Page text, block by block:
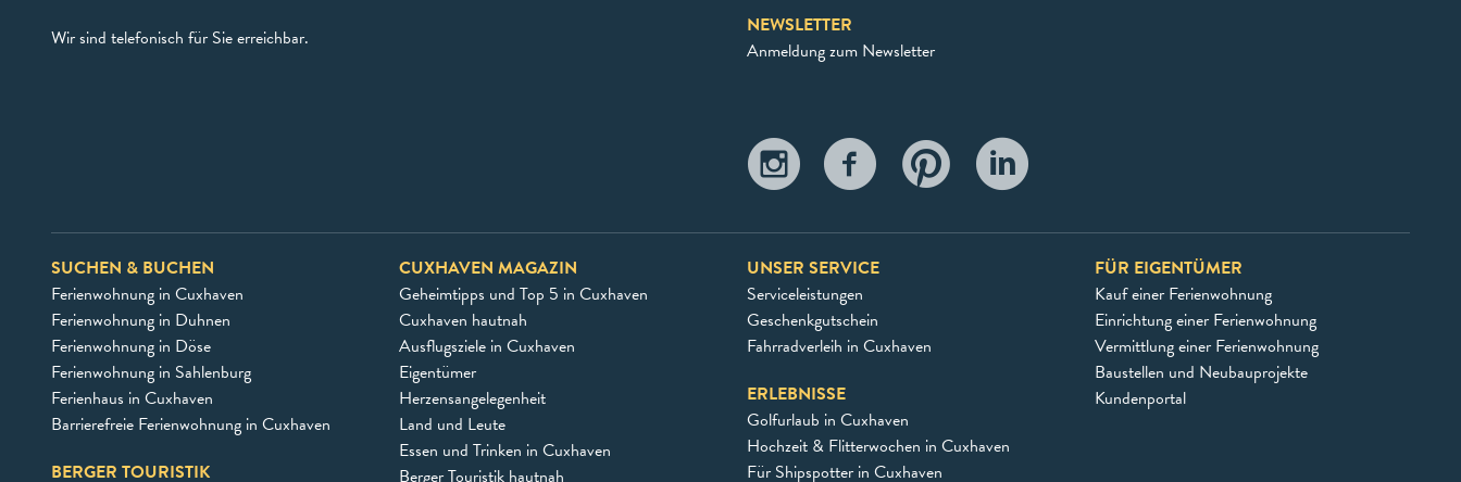
Wir sind telefonisch für Sie erreichbar.
NEWSLETTER
Anmeldung zum Newsletter
SUCHEN & BUCHEN
Ferienwohnung in Cuxhaven
Ferienwohnung in Duhnen
Ferienwohnung in Döse
Ferienwohnung in Sahlenburg
Ferienhaus in Cuxhaven
Barrierefreie Ferienwohnung in Cuxhaven
BERGER TOURISTIK
CUXHAVEN MAGAZIN
Geheimtipps und Top 5 in Cuxhaven
Cuxhaven hautnah
Ausflugsziele in Cuxhaven
Eigentümer
Herzensangelegenheit
Land und Leute
Essen und Trinken in Cuxhaven
Berger Touristik hautnah
UNSER SERVICE
Serviceleistungen
Geschenkgutschein
Fahrradverleih in Cuxhaven
ERLEBNISSE
Golfurlaub in Cuxhaven
Hochzeit & Flitterwochen in Cuxhaven
Für Shipspotter in Cuxhaven
FÜR EIGENTÜMER
Kauf einer Ferienwohnung
Einrichtung einer Ferienwohnung
Vermittlung einer Ferienwohnung
Baustellen und Neubauprojekte
Kundenportal